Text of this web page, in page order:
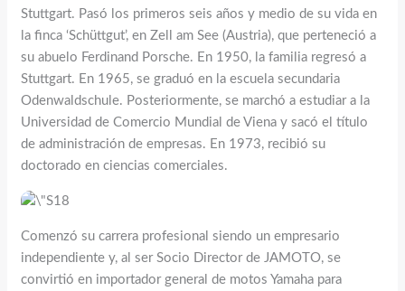
Stuttgart. Pasó los primeros seis años y medio de su vida en
la finca ‘Schüttgut’, en Zell am See (Austria), que perteneció a
su abuelo Ferdinand Porsche. En 1950, la familia regresó a
Stuttgart. En 1965, se graduó en la escuela secundaria
Odenwaldschule. Posteriormente, se marchó a estudiar a la
Universidad de Comercio Mundial de Viena y sacó el título
de administración de empresas. En 1973, recibió su
doctorado en ciencias comerciales.
Comenzó su carrera profesional siendo un empresario
independiente y, al ser Socio Director de JAMOTO, se
convirtió en importador general de motos Yamaha para